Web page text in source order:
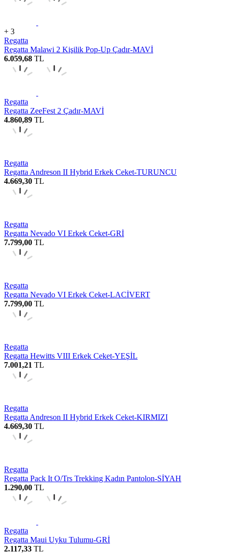
+ 3
Regatta
Regatta Malawi 2 Kişilik Pop-Up Çadır-MAVİ
6.059,68 TL
Regatta
Regatta ZeeFest 2 Çadır-MAVİ
4.860,89 TL
Regatta
Regatta Andreson II Hybrid Erkek Ceket-TURUNCU
4.669,30 TL
Regatta
Regatta Nevado VI Erkek Ceket-GRİ
7.799,00 TL
Regatta
Regatta Nevado VI Erkek Ceket-LACİVERT
7.799,00 TL
Regatta
Regatta Hewitts VIII Erkek Ceket-YEŞİL
7.001,21 TL
Regatta
Regatta Andreson II Hybrid Erkek Ceket-KIRMIZI
4.669,30 TL
Regatta
Regatta Pack It O/Trs Trekking Kadın Pantolon-SİYAH
1.290,00 TL
Regatta
Regatta Maui Uyku Tulumu-GRİ
2.117,33 TL